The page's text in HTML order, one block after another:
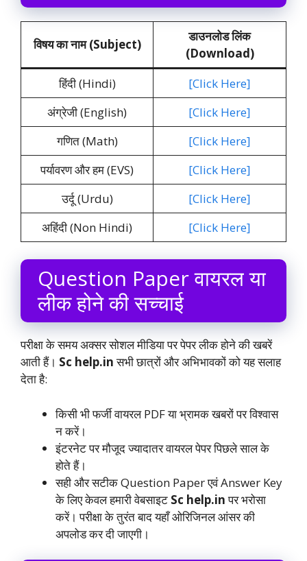
विषय का नाम (Subject)
डाउनलोड लिंक
(Download)
हिंदी (Hindi)
[Click Here]
अंग्रेजी (English)
[Click Here]
गणित (Math)
[Click Here]
पर्यावरण और हम (EVS)
[Click Here]
उर्दू (Urdu)
[Click Here]
अहिंदी (Non Hindi)
[Click Here]
Question Paper वायरल या
लीक होने की सच्चाई
परीक्षा के समय अक्सर सोशल मीडिया पर पेपर लीक होने की खबरें
आती हैं। Sc help.inसभी छात्रों और अभिभावकों को यह सलाह
देता है:
किसी भी फर्जी वायरल PDF या भ्रामक खबरों पर विश्वास
न करें।
इंटरनेट पर मौजूद ज्यादातर वायरल पेपर पिछले साल के
होते हैं।
सही और सटीक Question Paper एवं Answer Key
के लिए केवल हमारी वेबसाइट Sc help.inपर भरोसा
करें। परीक्षा के तुरंत बाद यहाँ ओरिजिनल आंसर की
अपलोड कर दी जाएगी।